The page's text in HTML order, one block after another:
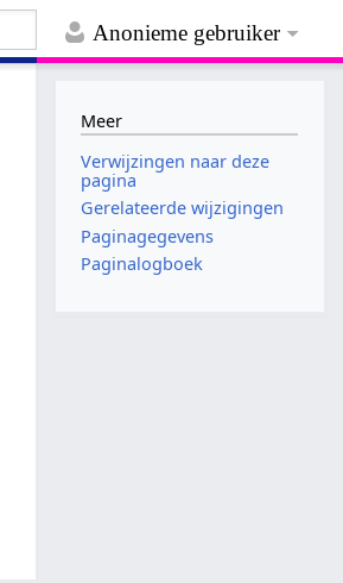
Anonieme gebruiker
Meer
Verwijzingen naar deze
pagina
Gerelateerde wijzigingen
Paginagegevens
Paginalogboek